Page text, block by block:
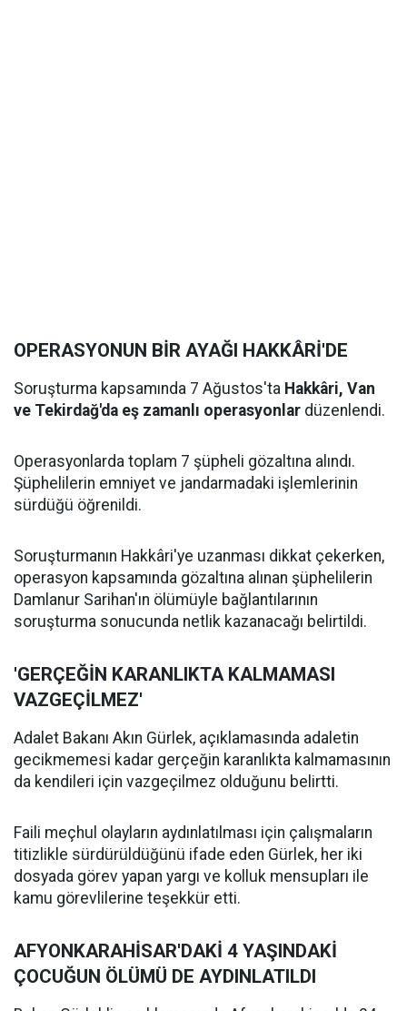
OPERASYONUN BİR AYAĞI HAKKÂRİ'DE
Soruşturma kapsamında 7 Ağustos'ta Hakkâri, Van
ve Tekirdağ'da eş zamanlı operasyonlar düzenlendi.
Operasyonlarda toplam 7 şüpheli gözaltına alındı.
Şüphelilerin emniyet ve jandarmadaki işlemlerinin
sürdüğü öğrenildi.
Soruşturmanın Hakkâri'ye uzanması dikkat çekerken,
operasyon kapsamında gözaltına alınan şüphelilerin
Damlanur Sarihan'ın ölümüyle bağlantılarının
soruşturma sonucunda netlik kazanacağı belirtildi.
'GERÇEĞİN KARANLIKTA KALMAMASI
VAZGEÇİLMEZ'
Adalet Bakanı Akın Gürlek, açıklamasında adaletin
gecikmemesi kadar gerçeğin karanlıkta kalmamasının
da kendileri için vazgeçilmez olduğunu belirtti.
Faili meçhul olayların aydınlatılması için çalışmaların
titizlikle sürdürüldüğünü ifade eden Gürlek, her iki
dosyada görev yapan yargı ve kolluk mensupları ile
kamu görevlilerine teşekkür etti.
AFYONKARAHİSAR'DAKİ 4 YAŞINDAKİ
ÇOCUĞUN ÖLÜMÜ DE AYDINLATILDI